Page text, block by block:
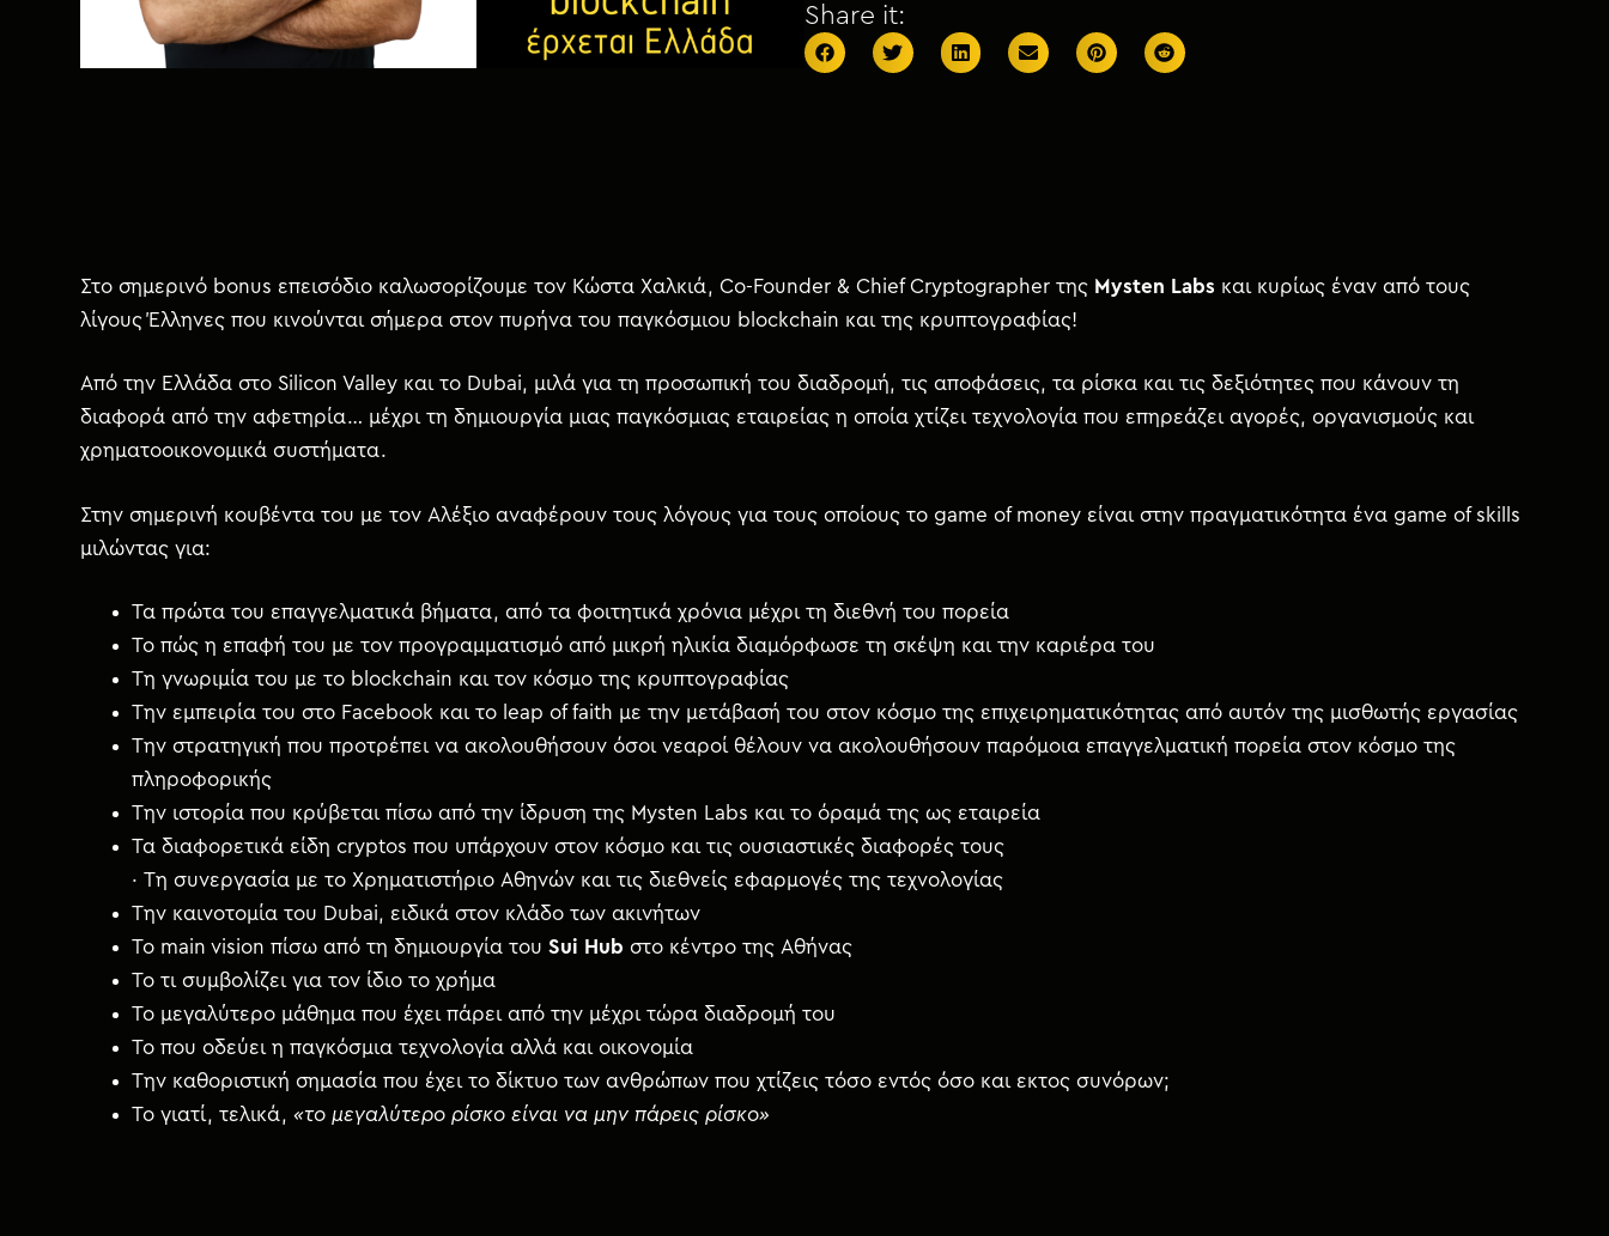
Share it:
Στο σημερινό bonus επεισόδιο καλωσορίζουμε τον Κώστα Χαλκιά, Co-Founder & Chief Cryptographer της Mysten Labs και κυρίως έναν από τους
λίγους Έλληνες που κινούνται σήμερα στον πυρήνα του παγκόσμιου blockchain και της κρυπτογραφίας!
Από την Ελλάδα στο Silicon Valley και το Dubai, μιλά για τη προσωπική του διαδρομή, τις αποφάσεις, τα ρίσκα και τις δεξιότητες που κάνουν τη
διαφορά από την αφετηρία… μέχρι τη δημιουργία μιας παγκόσμιας εταιρείας η οποία χτίζει τεχνολογία που επηρεάζει αγορές, οργανισμούς και
χρηματοοικονομικά συστήματα.
Στην σημερινή κουβέντα του με τον Αλέξιο αναφέρουν τους λόγους για τους οποίους το game of money είναι στην πραγματικότητα ένα game of skills
μιλώντας για:
Τα πρώτα του επαγγελματικά βήματα, από τα φοιτητικά χρόνια μέχρι τη διεθνή του πορεία
Το πώς η επαφή του με τον προγραμματισμό από μικρή ηλικία διαμόρφωσε τη σκέψη και την καριέρα του
Τη γνωριμία του με το blockchain και τον κόσμο της κρυπτογραφίας
Την εμπειρία του στο Facebook και το leap of faith με την μετάβασή του στον κόσμο της επιχειρηματικότητας από αυτόν της μισθωτής εργασίας
Την στρατηγική που προτρέπει να ακολουθήσουν όσοι νεαροί θέλουν να ακολουθήσουν παρόμοια επαγγελματική πορεία στον κόσμο της
πληροφορικής
Την ιστορία που κρύβεται πίσω από την ίδρυση της Mysten Labs και το όραμά της ως εταιρεία
Τα διαφορετικά είδη cryptos που υπάρχουν στον κόσμο και τις ουσιαστικές διαφορές τους
· Τη συνεργασία με το Χρηματιστήριο Αθηνών και τις διεθνείς εφαρμογές της τεχνολογίας
Την καινοτομία του Dubai, ειδικά στον κλάδο των ακινήτων
Το main vision πίσω από τη δημιουργία του Sui Hub στο κέντρο της Αθήνας
Το τι συμβολίζει για τον ίδιο το χρήμα
Το μεγαλύτερο μάθημα που έχει πάρει από την μέχρι τώρα διαδρομή του
Το που οδεύει η παγκόσμια τεχνολογία αλλά και οικονομία
Την καθοριστική σημασία που έχει το δίκτυο των ανθρώπων που χτίζεις τόσο εντός όσο και εκτος συνόρων;
Το γιατί, τελικά, «το μεγαλύτερο ρίσκο είναι να μην πάρεις ρίσκο»